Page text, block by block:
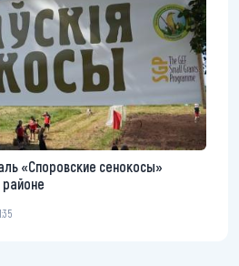
«Споровские сенокосы»